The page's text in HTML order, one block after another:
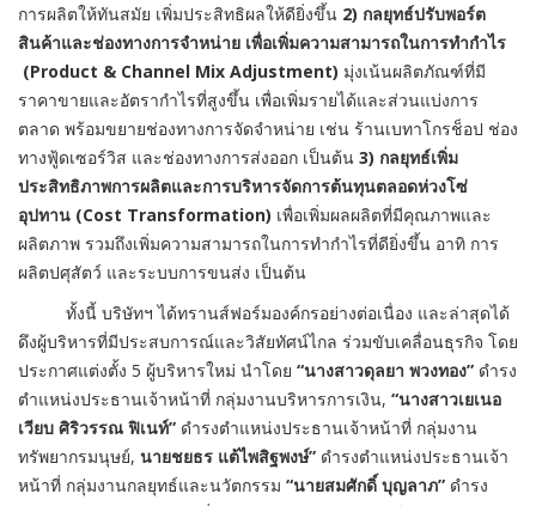
การผลิตให้ทันสมัย เพิ่มประสิทธิผลให้ดียิ่งขึ้น 2) กลยุทธ์ปรับพอร์ต
สินค้าและช่องทางการจำหน่าย เพื่อเพิ่มความสามารถในการทำกำไร
(Product & Channel Mix Adjustment) มุ่งเน้นผลิตภัณฑ์ที่มี
ราคาขายและอัตรากำไรที่สูงขึ้น เพื่อเพิ่มรายได้และส่วนแบ่งการ
ตลาด พร้อมขยายช่องทางการจัดจำหน่าย เช่น ร้านเบทาโกรช็อป ช่อง
ทางฟู้ดเซอร์วิส และช่องทางการส่งออก เป็นต้น 3) กลยุทธ์เพิ่ม
ประสิทธิภาพการผลิตและการบริหารจัดการต้นทุนตลอดห่วงโซ่
อุปทาน (Cost Transformation) เพื่อเพิ่มผลผลิตที่มีคุณภาพและ
ผลิตภาพ รวมถึงเพิ่มความสามารถในการทำกำไรที่ดียิ่งขึ้น อาทิ การ
ผลิตปศุสัตว์ และระบบการขนส่ง เป็นต้น
ทั้งนี้ บริษัทฯ ได้ทรานส์ฟอร์มองค์กรอย่างต่อเนื่อง และล่าสุดได้
ดึงผู้บริหารที่มีประสบการณ์และวิสัยทัศน์ไกล ร่วมขับเคลื่อนธุรกิจ โดย
ประกาศแต่งตั้ง 5 ผู้บริหารใหม่ นำโดย “นางสาวดุลยา พวงทอง” ดำรง
ตำแหน่งประธานเจ้าหน้าที่ กลุ่มงานบริหารการเงิน, “นางสาวเยเนอ
เวียบ ศิริวรรณ ฟิเนท์” ดำรงตำแหน่งประธานเจ้าหน้าที่ กลุ่มงาน
ทรัพยากรมนุษย์, นายชยธร แต้ไพสิฐพงษ์” ดำรงตำแหน่งประธานเจ้า
หน้าที่ กลุ่มงานกลยุทธ์และนวัตกรรม “นายสมศักดิ์ บุญลาภ” ดำรง